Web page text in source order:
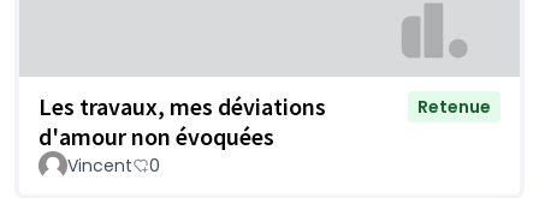
Les travaux, mes déviations
d'amour non évoquées
Retenue
Vincent 0